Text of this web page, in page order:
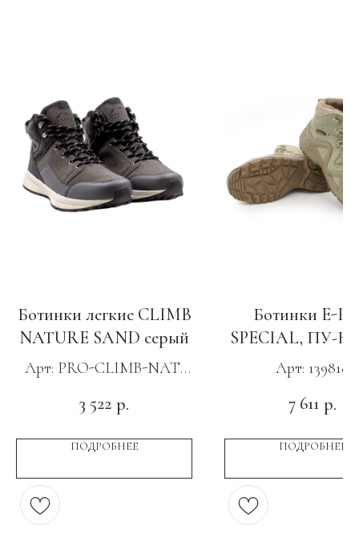
Ботинки легкие CLIMB
NATURE SAND серый
Арт: PRO-CLIMB-NAT-
3 522 р.
ПОДРОБНЕЕ
Ботинки E-
SPECIAL, ПУ-
с КС светло-
Арт: 139818
7 611 р.
ПОДРОБНЕЕ